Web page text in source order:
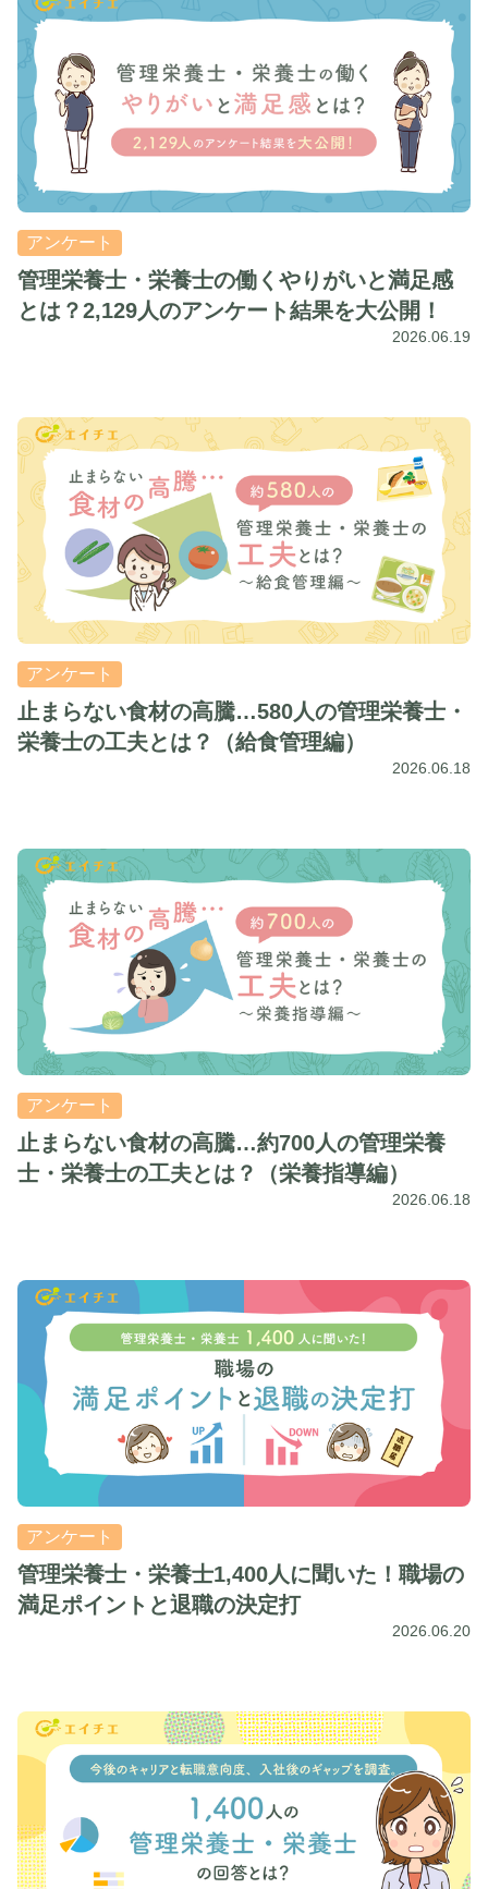
アンケート
管理栄養士・栄養士の働くやりがいと満足感
とは？2,129人のアンケート結果を大公開！
2026.06.19
アンケート
止まらない食材の高騰…580人の管理栄養士・
栄養士の工夫とは？（給食管理編）
2026.06.18
アンケート
止まらない食材の高騰…約700人の管理栄養
士・栄養士の工夫とは？（栄養指導編）
2026.06.18
アンケート
管理栄養士・栄養士1,400人に聞いた！職場の
満足ポイントと退職の決定打
2026.06.20